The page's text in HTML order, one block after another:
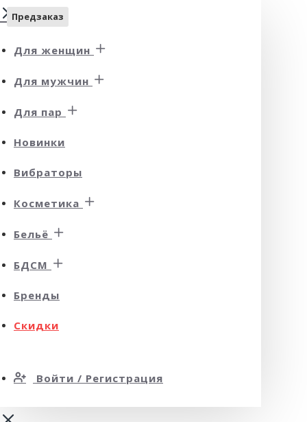
Для женщин
Для мужчин
Для пар
Новинки
Вибраторы
Косметика
Бельё
БДСМ
Бренды
Скидки
Войти / Регистрация
Предзаказ